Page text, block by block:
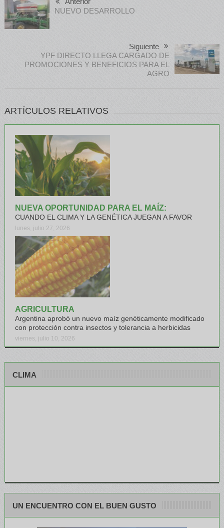
NUEVO DESARROLLO
Siguiente
YPF DIRECTO LLEGA CARGADO DE
PROMOCIONES Y BENEFICIOS PARA EL
AGRO
ARTÍCULOS RELATIVOS
NUEVA OPORTUNIDAD PARA EL MAÍZ:
CUANDO EL CLIMA Y LA GENÉTICA JUEGAN A FAVOR
lunes, julio 27, 2026
AGRICULTURA
Argentina aprobó un nuevo maíz genéticamente modificado
con protección contra insectos y tolerancia a herbicidas
viernes, julio 10, 2026
CLIMA
UN ENCUENTRO CON EL BUEN GUSTO